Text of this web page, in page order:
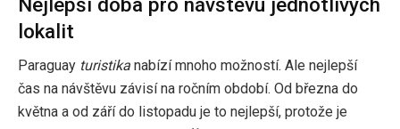
lokalit
Paraguay turistika nabízí mnoho možností. Ale nejlepší
čas na návštěvu závisí na ročním období. Od března do
května a od září do listopadu je to nejlepší, protože je